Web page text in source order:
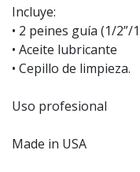
Incluye:
• 2 peines guía (1/2”/
• Aceite lubricante
• Cepillo de limpieza.
Uso profesional
Made in USA